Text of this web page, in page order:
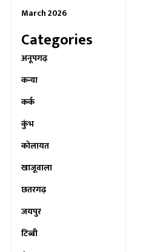
March 2026
Categories
अनूपगढ़
कन्या
कर्क
कुंभ
कोलायत
खाजूवाला
छतरगढ़
जयपुर
टिब्बी